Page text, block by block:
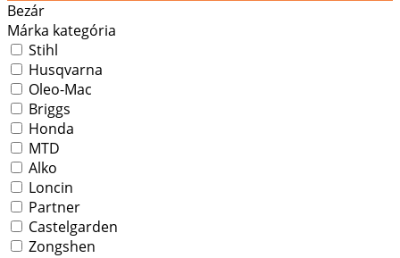
Bezár
Márka kategória
Stihl
Husqvarna
Oleo-Mac
Briggs
Honda
MTD
Alko
Loncin
Partner
Castelgarden
Zongshen